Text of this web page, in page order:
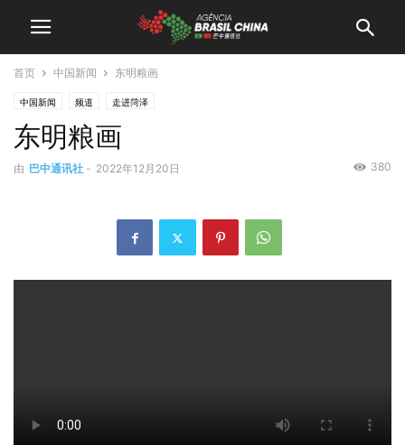
首页 中国新闻 东明粮画
中国新闻 频道 走进菏泽
东明粮画
由 巴中通讯社 - 2022年12月20日 380